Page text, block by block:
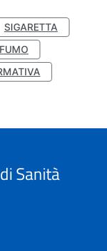
SIGARETTA
Sanità